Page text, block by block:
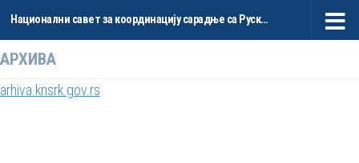
Skip to content Национални савет за координацију сарадње са Руском Федерацијом и НР Кином
АРХИВА
arhiva.knsrk.gov.rs